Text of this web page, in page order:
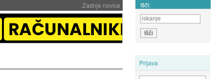
Zadnje novice Išči:
Prijava